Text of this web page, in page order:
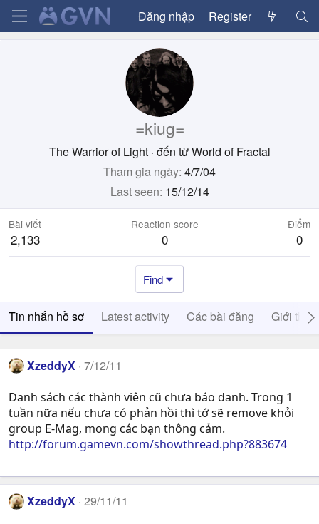
Đăng nhập Register
=kiug=
The Warrior of Light · đến từWorld of Fractal
Tham gia ngày 4/7/04
Last seen 15/12/14
Bài viết
2,133
Reaction score
0
Điểm
0
Find
Tin nhắn hồ sơ Latest activity Các bài đăng Giới thiệu
XzeddyX 7/12/11
Danh sách các thành viên cũ chưa báo danh. Trong 1
tuần nữa nếu chưa có phản hồi thì tớ sẽ remove khỏi
group E-Mag, mong các bạn thông cảm.
http://forum.gamevn.com/showthread.php?883674
XzeddyX 29/11/11